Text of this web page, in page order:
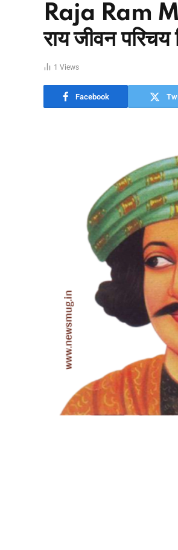
Raja Ram
राय जीवन परिचय
1 Views
Facebook